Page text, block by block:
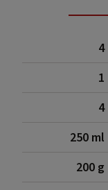
4
1
4
250 ml
200 g